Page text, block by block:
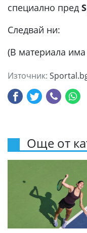
специално пред
Следвай ни:
(В материала
Източник:
Още от